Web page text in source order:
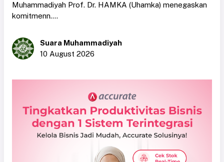
Muhammadiyah Prof. Dr. HAMKA (Uhamka) menegaskan
komitmenn....
Suara Muhammadiyah
10 August 2026